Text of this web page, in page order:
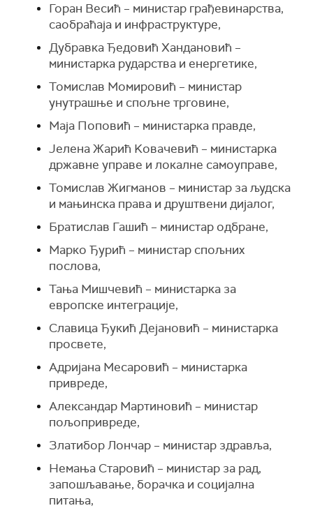
Горан Весић – министар грађевинарства,
саобраћаја и инфраструктуре,
Дубравка Ђедовић Хандановић –
министарка рударства и енергетике,
Томислав Момировић – министар
унутрашње и спољне трговине,
Маја Поповић – министарка правде,
Јелена Жарић Kовачевић – министарка
државне управе и локалне самоуправе,
Томислав Жигманов – министар за људска
и мањинска права и друштвени дијалог,
Братислав Гашић – министар одбране,
Марко Ђурић – министар спољних
послова,
Тања Мишчевић – министарка за
европске интеграције,
Славица Ђукић Дејановић – министарка
просвете,
Адријана Месаровић – министарка
привреде,
Александар Мартиновић – министар
пољопривреде,
Златибор Лончар – министар здравља,
Немања Старовић – министар за рад,
запошљавање, борачка и социјална
питања,